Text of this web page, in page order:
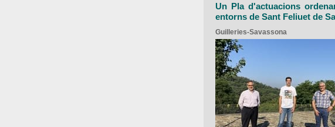
Un Pla d'actuacions
entorns de Sant Feliuet de
Guilleries-Savassona